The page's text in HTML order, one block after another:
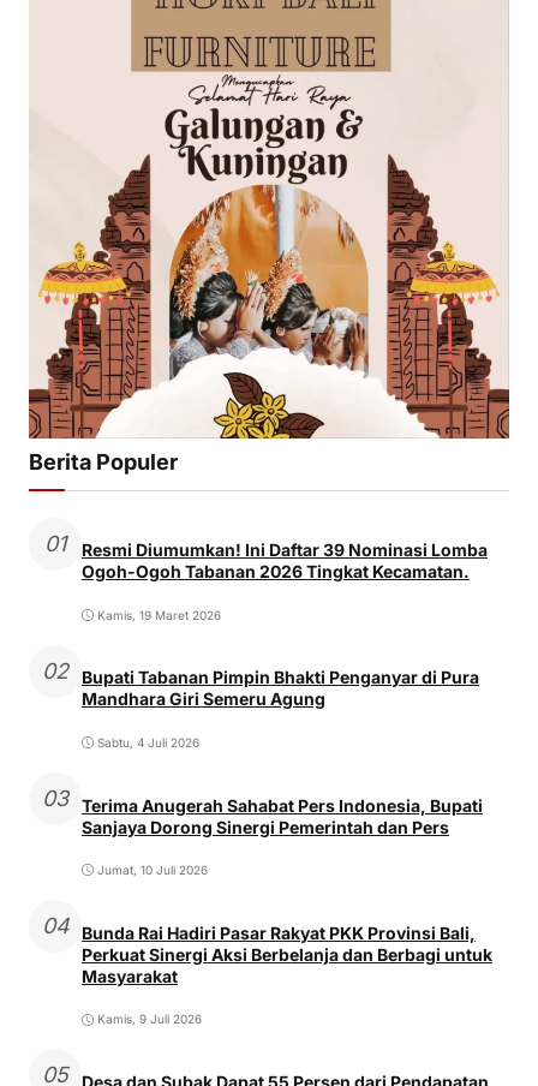
Berita Populer
01
Resmi Diumumkan! Ini Daftar 39 Nominasi Lomba
Ogoh-Ogoh Tabanan 2026 Tingkat Kecamatan.
Kamis, 19 Maret 2026
02
Bupati Tabanan Pimpin Bhakti Penganyar di Pura
Mandhara Giri Semeru Agung
Sabtu, 4 Juli 2026
03
Terima Anugerah Sahabat Pers Indonesia, Bupati
Sanjaya Dorong Sinergi Pemerintah dan Pers
Jumat, 10 Juli 2026
04
Bunda Rai Hadiri Pasar Rakyat PKK Provinsi Bali,
Perkuat Sinergi Aksi Berbelanja dan Berbagi untuk
Masyarakat
Kamis, 9 Juli 2026
05 Desa dan Subak Dapat 55 Persen dari Pendapatan